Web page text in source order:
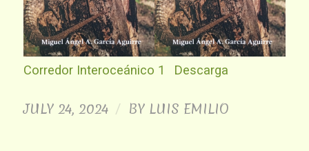
Corredor Interoceánico 1 Descarga
JULY 24, 2024 / BY LUIS EMILIO